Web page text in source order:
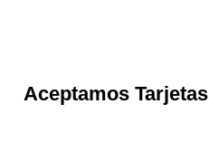
Aceptamos Tarjetas